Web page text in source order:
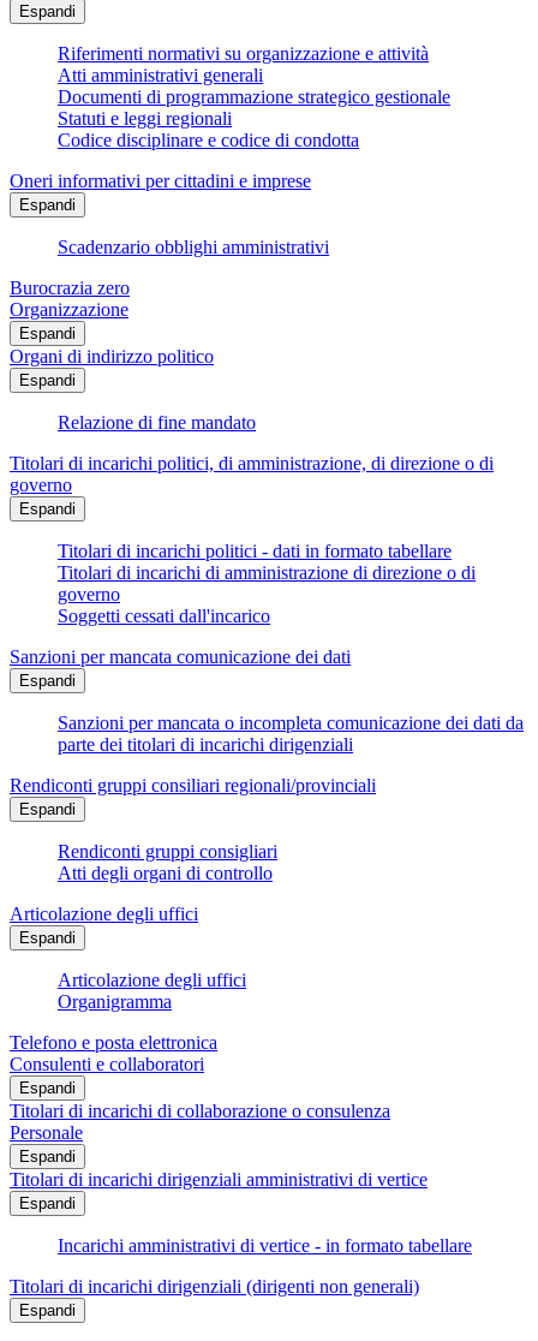
Espandi
Riferimenti normativi su organizzazione e attività
Atti amministrativi generali
Documenti di programmazione strategico gestionale
Statuti e leggi regionali
Codice disciplinare e codice di condotta
Oneri informativi per cittadini e imprese
Espandi
Scadenzario obblighi amministrativi
Burocrazia zero
Organizzazione
Espandi
Organi di indirizzo politico
Espandi
Relazione di fine mandato
Titolari di incarichi politici, di amministrazione, di direzione o di
governo
Espandi
Titolari di incarichi politici - dati in formato tabellare
Titolari di incarichi di amministrazione di direzione o di
governo
Soggetti cessati dall'incarico
Sanzioni per mancata comunicazione dei dati
Espandi
Sanzioni per mancata o incompleta comunicazione dei dati da
parte dei titolari di incarichi dirigenziali
Rendiconti gruppi consiliari regionali/provinciali
Espandi
Rendiconti gruppi consigliari
Atti degli organi di controllo
Articolazione degli uffici
Espandi
Articolazione degli uffici
Organigramma
Telefono e posta elettronica
Consulenti e collaboratori
Espandi
Titolari di incarichi di collaborazione o consulenza
Personale
Espandi
Titolari di incarichi dirigenziali amministrativi di vertice
Espandi
Incarichi amministrativi di vertice - in formato tabellare
Titolari di incarichi dirigenziali (dirigenti non generali)
Espandi